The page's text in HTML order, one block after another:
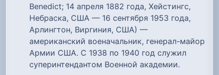
Benedict; 14 апреля 1882 года, Хейстингс,
Небраска, США — 16 сентября 1953 года,
Арлингтон, Виргиния, США) —
американский военачальник, генерал-майор
Армии США. С 1938 по 1940 год служил
суперинтендантом Военной академии.